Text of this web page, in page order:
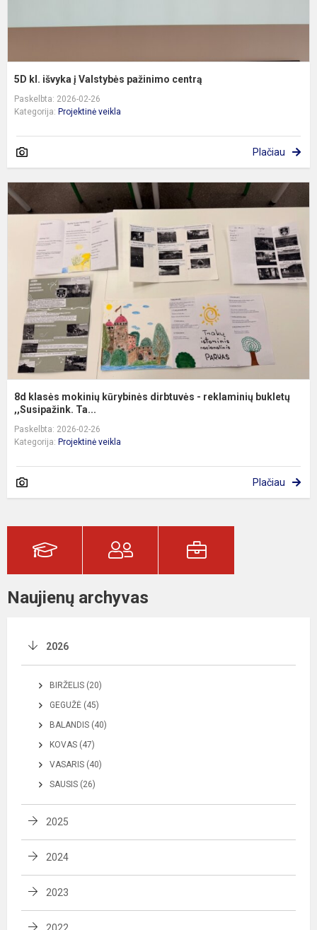
5D kl. išvyka į Valstybės pažinimo centrą
Paskelbta: 2026-02-26
Kategorija: Projektinė veikla
Plačiau
8d klasės mokinių kūrybinės dirbtuvės - reklaminių bukletų
,,Susipažink. Ta...
Paskelbta: 2026-02-26
Kategorija: Projektinė veikla
Plačiau
Naujienų archyvas
2026
BIRŽELIS (20)
GEGUŽĖ (45)
BALANDIS (40)
KOVAS (47)
VASARIS (40)
SAUSIS (26)
2025
2024
2023
2022